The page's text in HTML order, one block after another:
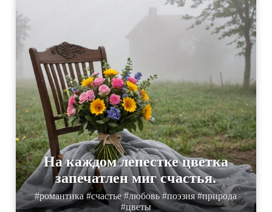
На каждом лепестке цветка
запечатлен миг счастья.
#романтика #счастье #любовь #поэзия #природа
#цветы